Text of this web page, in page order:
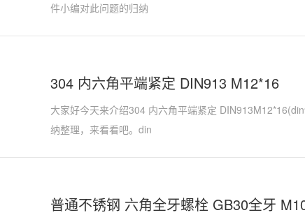
件小编对此问题的归纳
304 内六角平端紧定 DIN913 M12*16
大家好今天来介绍304 内六角平端紧定
纳整理，来看看吧。din
普通不锈钢 六角全牙螺栓 GB30全牙